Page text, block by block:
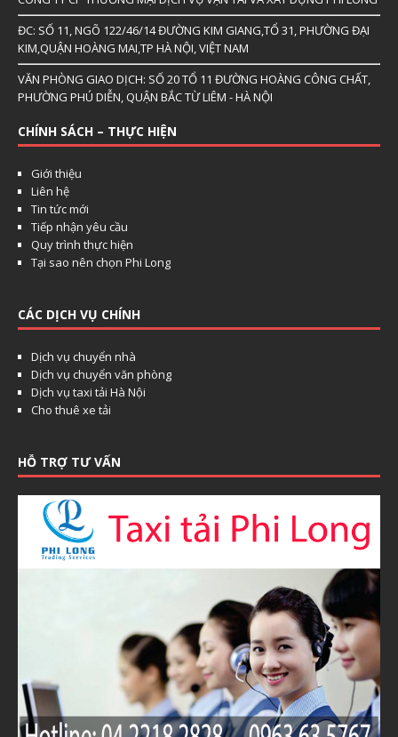
ĐC: SỐ 11, NGÕ 122/46/14 ĐƯỜNG KIM GIANG,TỔ 31, PHƯỜNG ĐẠI
KIM,QUẬN HOÀNG MAI,TP HÀ NỘI, VIỆT NAM
VĂN PHÒNG GIAO DỊCH: SỐ 20 TỔ 11 ĐƯỜNG HOÀNG CÔNG CHẤT,
PHƯỜNG PHÚ DIỄN, QUẬN BẮC TỪ LIÊM - HÀ NỘI
CHÍNH SÁCH – THỰC HIỆN
Giới thiệu
Liên hệ
Tin tức mới
Tiếp nhận yêu cầu
Quy trình thực hiện
Tại sao nên chọn Phi Long
CÁC DỊCH VỤ CHÍNH
Dịch vụ chuyển nhà
Dịch vụ chuyển văn phòng
Dịch vụ taxi tải Hà Nội
Cho thuê xe tải
HỖ TRỢ TƯ VẤN